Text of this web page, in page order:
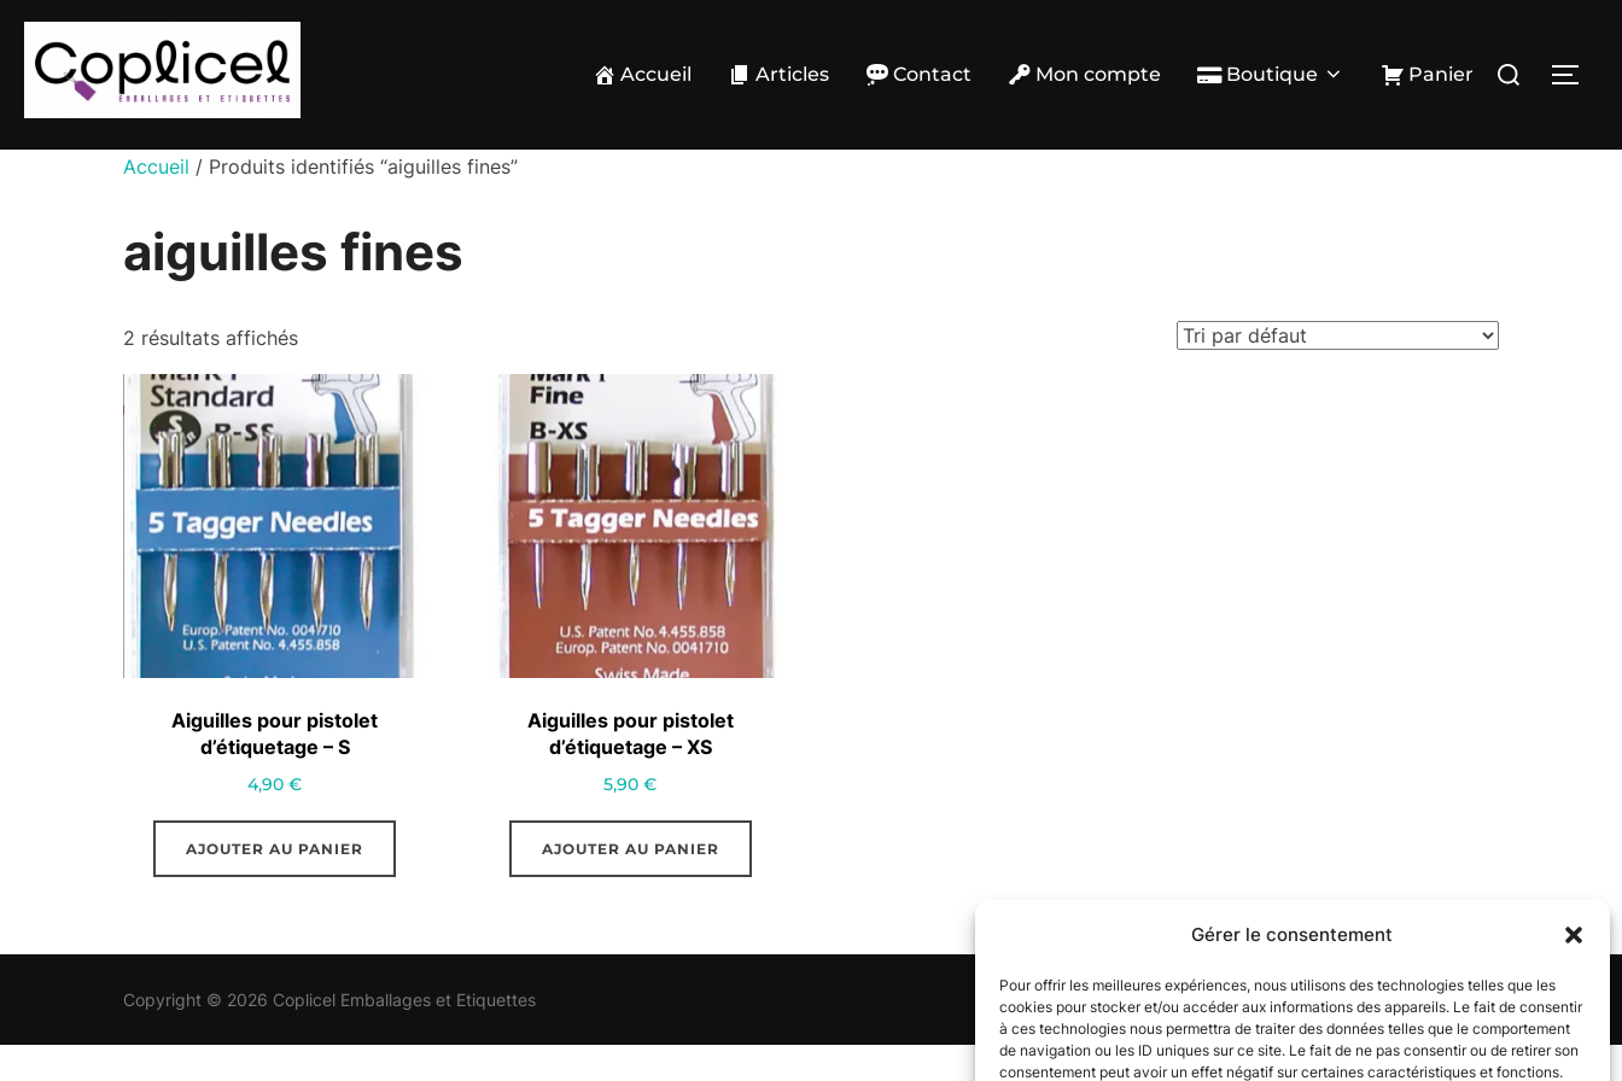
Gérer le consentement
Pour offrir les meilleures expériences, nous utilisons des technologies telles que les
cookies pour stocker et/ou accéder aux informations des appareils. Le fait de consentir
à ces technologies nous permettra de traiter des données telles que le comportement
de navigation ou les ID uniques sur ce site. Le fait de ne pas consentir ou de retirer son
consentement peut avoir un effet négatif sur certaines caractéristiques et fonctions.
Aller
contenu
Accueil Articles Contact Mon compte Boutique Panier
Rechercher :
Accueil / Produits identifiés “aiguilles fines”
aiguilles fines
2 résultats affichés
Aiguilles pour pistolet
d’étiquetage – S
4,90€
AJOUTER AU PANIER
Aiguilles pour pistolet
d’étiquetage – XS
5,90€
AJOUTER AU PANIER
Copyright © 2026 Coplicel Emballages et Etiquettes Inspiro Theme parWPZOOM